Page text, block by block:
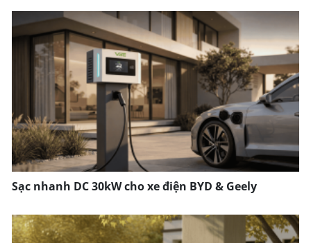
Sạc nhanh DC 30kW cho xe điện BYD & Geely